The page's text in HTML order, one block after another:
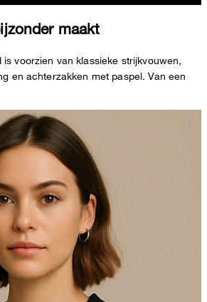
maakt
is voorzien van klassieke strijkvouwen,
en achterzakken met paspel. Van een